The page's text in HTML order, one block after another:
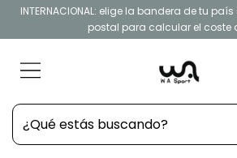
INTERNACIONAL: elige la bandera de tu
postal para calcular el coste